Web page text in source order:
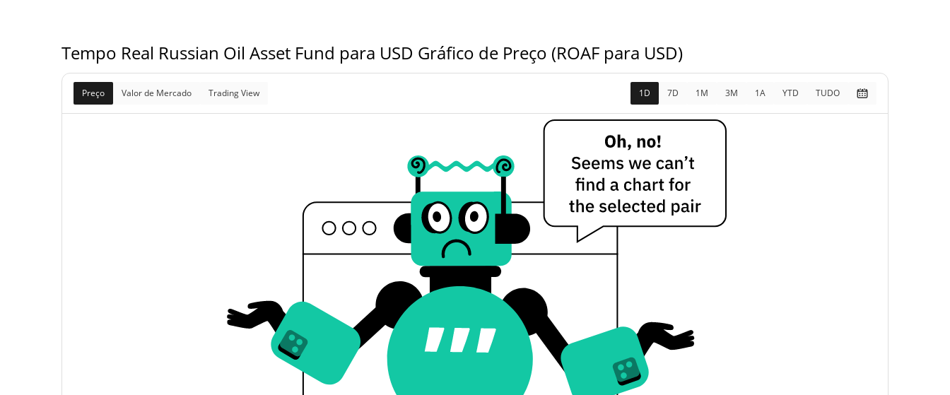
Tempo Real Russian Oil Asset Fund para USD Gráfico de Preço (ROAF para USD)
Preço Valor de Mercado Trading View 1D 7D 1M 3M 1A YTD TUDO